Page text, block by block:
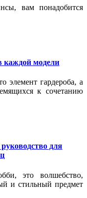
вам понадобится
каждой модели
гардероба, а
к сочетанию
для
это волшебство,
и стильный предмет